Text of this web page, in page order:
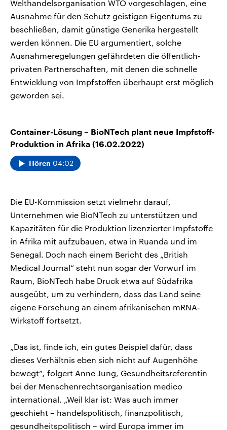
Welthandelsorganisation WTO vorgeschlagen, eine
Ausnahme für den Schutz geistigen Eigentums zu
beschließen, damit günstige Generika hergestellt
werden können. Die EU argumentiert, solche
Ausnahmeregelungen gefährdeten die öffentlich-
privaten Partnerschaften, mit denen die schnelle
Entwicklung von Impfstoffen überhaupt erst möglich
geworden sei.
Container-Lösung – BioNTech plant neue Impfstoff-
Produktion in Afrika (16.02.2022)
Hören 04:02
Die EU-Kommission setzt vielmehr darauf,
Unternehmen wie BioNTech zu unterstützen und
Kapazitäten für die Produktion lizenzierter Impfstoffe
in Afrika mit aufzubauen, etwa in Ruanda und im
Senegal. Doch nach einem Bericht des „British
Medical Journal“ steht nun sogar der Vorwurf im
Raum, BioNTech habe Druck etwa auf Südafrika
ausgeübt, um zu verhindern, dass das Land seine
eigene Forschung an einem afrikanischen mRNA-
Wirkstoff fortsetzt.
„Das ist, finde ich, ein gutes Beispiel dafür, dass
dieses Verhältnis eben sich nicht auf Augenhöhe
bewegt“, folgert Anne Jung, Gesundheitsreferentin
bei der Menschenrechtsorganisation medico
international. „Weil klar ist: Was auch immer
geschieht – handelspolitisch, finanzpolitisch,
gesundheitspolitisch – wird Europa immer im